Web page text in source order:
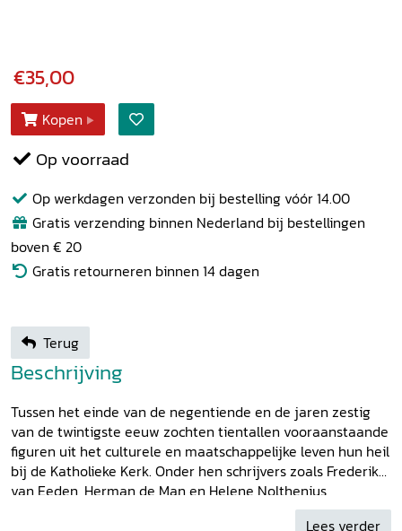
€35,00
Kopen
Op voorraad
Op werkdagen verzonden bij bestelling vóór 14.00
Gratis verzending binnen Nederland bij bestellingen
boven € 20
Gratis retourneren binnen 14 dagen
Terug
Beschrijving
Tussen het einde van de negentiende en de jaren zestig
van de twintigste eeuw zochten tientallen vooraanstaande
figuren uit het culturele en maatschappelijke leven hun heil
bij de Katholieke Kerk. Onder hen schrijvers zoals Frederik
van Eeden, Herman de Man en Helene Nolthenius,
kunstenaars als Jan Toorop en Otto van Rees, de
Lees verder